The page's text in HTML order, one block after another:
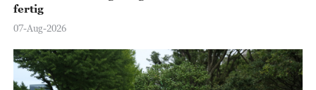
fertig
07-Aug-2026